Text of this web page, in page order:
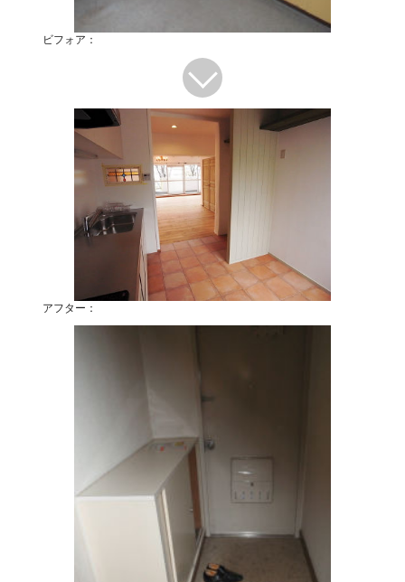
ビフォア：
アフター：